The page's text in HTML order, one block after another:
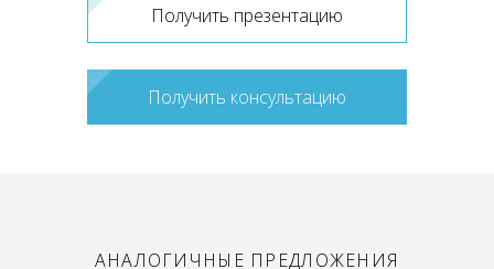
Получить презентацию
Получить консультацию
АНАЛОГИЧНЫЕ ПРЕДЛОЖЕНИЯ